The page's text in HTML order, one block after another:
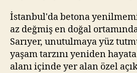
İstanbul'da betona
az değmiş en doğal
Sarıyer, unutulmaya yüz
yaşam tarzını yeniden
alanı içinde yer alan özel